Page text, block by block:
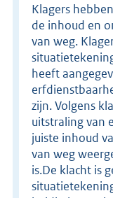
Klagers
de inhoud en
van weg.
heeft
zijn. Volgens
uitstraling van
juiste inhoud
van weg
is.De klacht is